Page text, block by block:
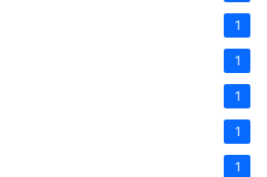
1
1
1
1
1